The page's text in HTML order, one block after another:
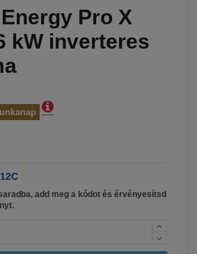
Pro X
kW inverteres
add meg a kódot és érvényesítsd